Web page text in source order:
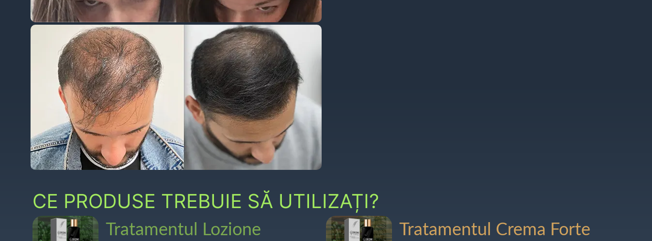
CE PRODUSE TREBUIE SĂ UTILIZAȚI?
Tratamentul Lozione Tratamentul Crema Forte